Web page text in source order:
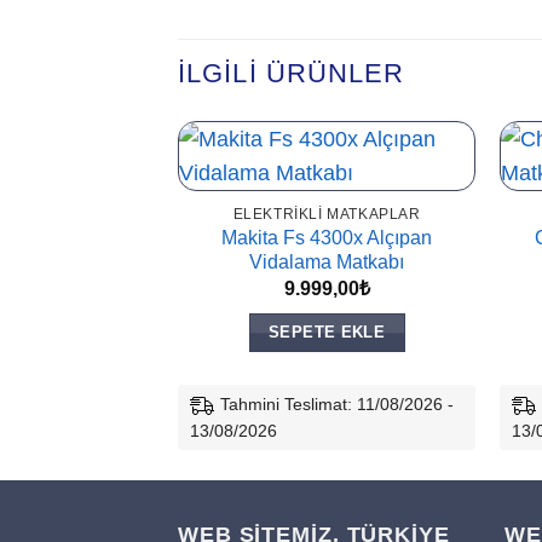
İLGILI ÜRÜNLER
ELEKTRIKLI MATKAPLAR
Makita Fs 4300x Alçıpan
Vidalama Matkabı
9.999,00₺
SEPETE EKLE
Tahmini Teslimat: 11/08/2026 -
13/08/2026
13/
WEB SİTEMİZ, TÜRKİYE